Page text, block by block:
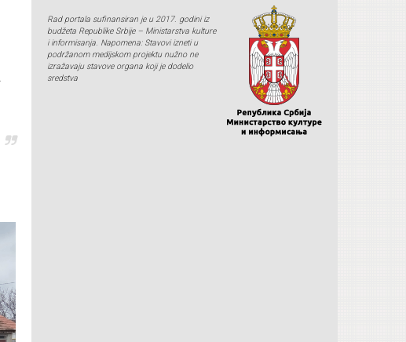
Rad portala sufinansiran je u 2017. godini iz
budžeta Republike Srbije – Ministarstva kulture
i informisanja. Napomena: Stavovi izneti u
podržanom medijskom projektu nužno ne
izražavaju stavove organa koji je dodelio
sredstva